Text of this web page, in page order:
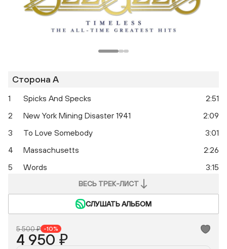
Сторона A
1 Spicks And Specks
2:51
2
New York Mining Disaster 1941
2:09
3
To Love Somebody
3:01
4
Massachusetts
2:26
5
Words 3:15
ВЕСЬ ТРЕК-ЛИСТ
СЛУШАТЬ АЛЬБОМ
5 500 ₽ -10%
4 950 ₽